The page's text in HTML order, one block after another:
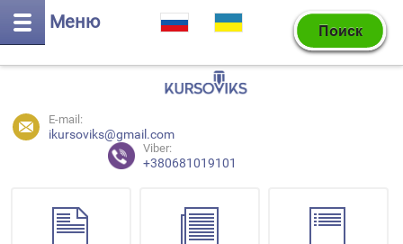
Меню
E-mail:
ikursoviks@gmail.com
Viber:
+380681019101